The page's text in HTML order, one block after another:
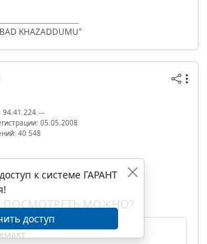
KHAZADDUMU"
94.41.224.---
05.05.2008
40 548
ПОСМОТРЕТЬ МОЖНО?
к системе ГАРАНТ
доступ